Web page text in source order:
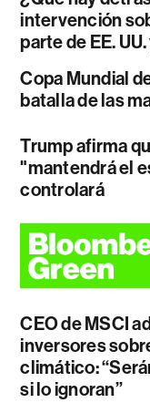
intervención
parte de EE.
Copa Mundial
batalla de las
Trump afirma
"mantendrá el
controlará
CEO de MSCI
inversores
climático:
si lo ignoran”